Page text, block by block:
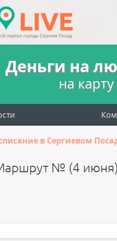
Деньги на
на
в Сергиевом
№ (4 июня)